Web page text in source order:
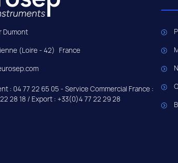
Dumont
(Loire - 42)
France
: 04 77 22 65 05 - Service Commercial France :
28 18 / Export : +33(0)4 77 22 29 28